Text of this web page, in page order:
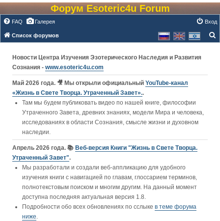
Форум Esoteric4u Forum
FAQ Галерея Вход
Список форумов
Новости Центра Изучения Эзотерического Наследия и Развития
Сознания - www.esoteric4u.com
Май 2026 года. 🎥 Мы открыли официальный YouTube‑канал
«Жизнь в Свете Творца. Утраченный Завет»..
Там мы будем публиковать видео по нашей книге, философии
Утраченного Завета, древних знаниях, модели Мира и человека,
исследованиях в области Сознания, смысле жизни и духовном
наследии.
Апрель 2026 года. 📚 Веб-версия Книги "Жизнь в Свете Творца.
Утраченный Завет".
Мы разработали и создали веб-аппликацию для удобного
изучения книги c навигацией по главам, глоссарием терминов,
полнотекстовым поиском и многим другим. На данный момент
доступна последняя актуальная версия 1.8.
Подробности обо всех обновлениях по сслыке в теме форума
ниже.